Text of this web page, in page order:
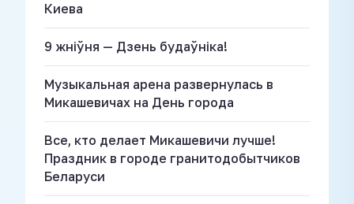
Киева
9 жніўня — Дзень будаўніка!
Музыкальная арена развернулась в
Микашевичах на День города
Все, кто делает Микашевичи лучше!
Праздник в городе гранитодобытчиков
Беларуси